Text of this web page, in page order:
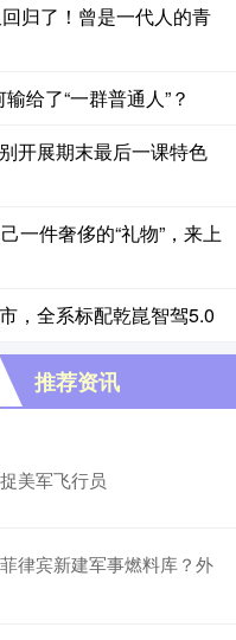
归了！曾是一代人的青
给了“一群普通人”？
开展期末最后一课特色
一件奢侈的“礼物”，来上
，全系标配乾崑智驾5.0
推荐资讯
美军飞行员
律宾新建军事燃料库？外